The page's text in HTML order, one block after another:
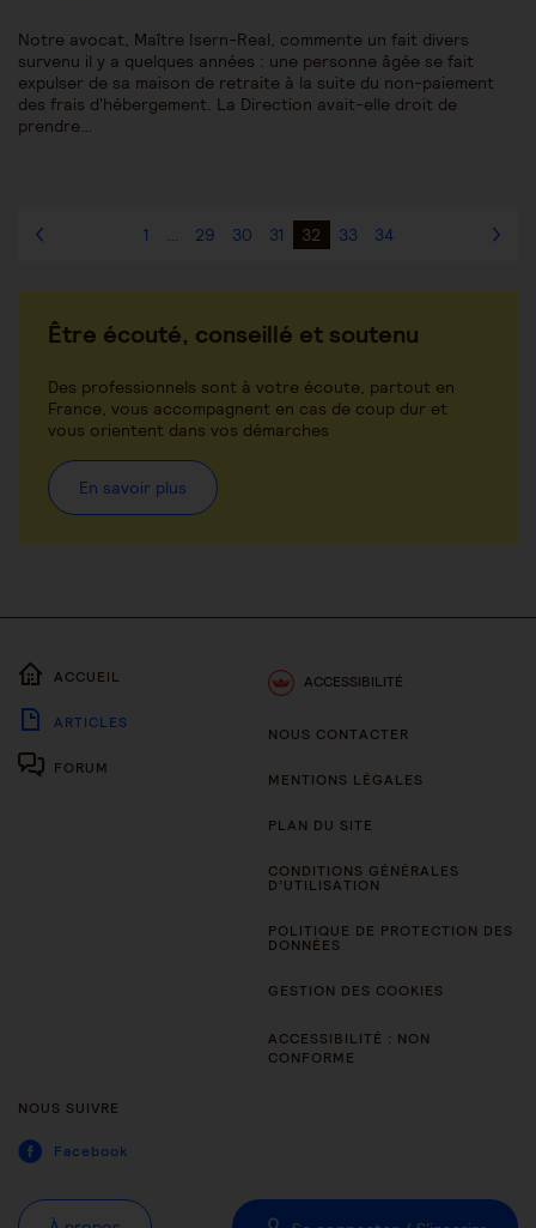
Notre avocat, Maître Isern-Real, commente un fait divers
survenu il y a quelques années : une personne âgée se fait
expulser de sa maison de retraite à la suite du non-paiement
des frais d'hébergement. La Direction avait-elle droit de
prendre…
1 … 29 30 31 32 33 34
Être écouté, conseillé et soutenu
Des professionnels sont à votre écoute, partout en
France, vous accompagnent en cas de coup dur et
vous orientent dans vos démarches
En savoir plus
ACCUEIL
ARTICLES
FORUM
ACCESSIBILITÉ
NOUS CONTACTER
MENTIONS LÉGALES
PLAN DU SITE
CONDITIONS GÉNÉRALES
D’UTILISATION
POLITIQUE DE PROTECTION DES
DONNÉES
GESTION DES COOKIES
ACCESSIBILITÉ : NON
CONFORME
NOUS SUIVRE
Facebook